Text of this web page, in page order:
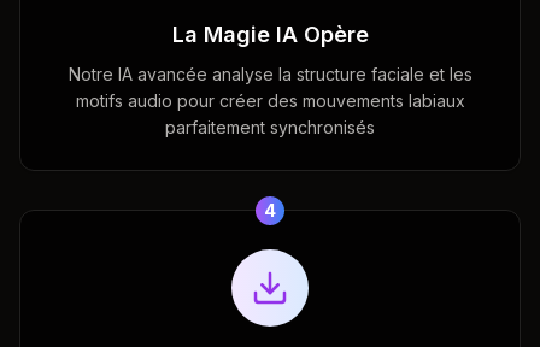
La Magie IA Opère
Notre IA avancée analyse la structure faciale et les
motifs audio pour créer des mouvements labiaux
parfaitement synchronisés
4